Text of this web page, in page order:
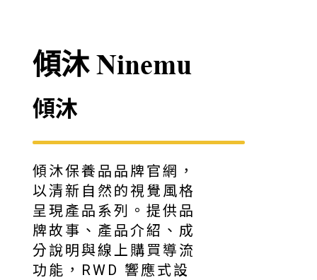
傾沐 Ninemu
傾沐
傾沐保養品品牌官網，
以清新自然的視覺風格
呈現產品系列。提供品
牌故事、產品介紹、成
分說明與線上購買導流
功能，RWD 響應式設